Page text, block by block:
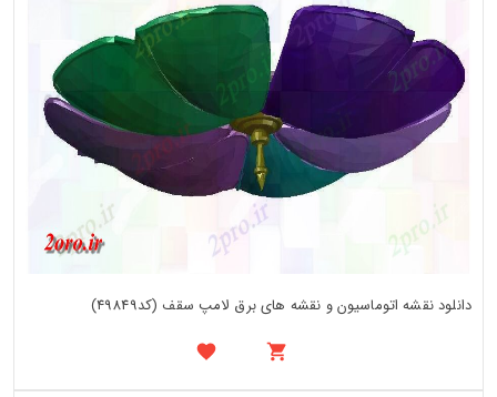
دانلود نقشه اتوماسیون و نقشه های برق لامپ سقف (کد49849)